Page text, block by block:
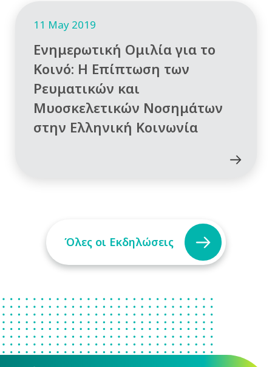
11 May 2019
Ενημερωτική Ομιλία για το
Κοινό: Η Επίπτωση των
Ρευματικών και
Μυοσκελετικών Νοσημάτων
στην Ελληνική Κοινωνία
Όλες οι Εκδηλώσεις